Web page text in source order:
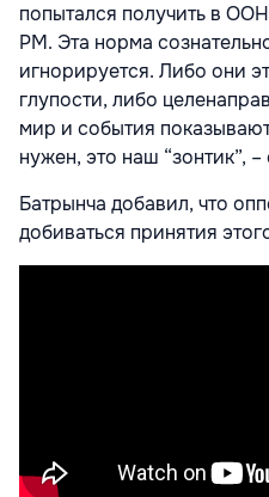
попытался получить в
РМ. Эта норма
игнорируется. Либо они
глупости, либо
мир и события
нужен, это наш “зонтик”, –
Батрынча добавил, что
добиваться принятия